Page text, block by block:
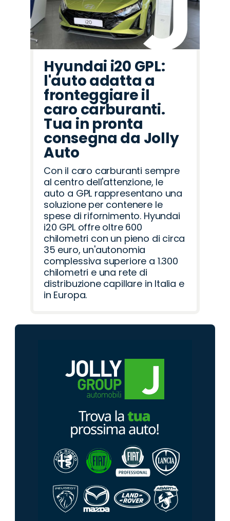
Hyundai i20 GPL:
l'auto adatta a
fronteggiare il
caro carburanti.
Tua in pronta
consegna da Jolly
Auto
Con il caro carburanti sempre
al centro dell'attenzione, le
auto a GPL rappresentano una
soluzione per contenere le
spese di rifornimento. Hyundai
i20 GPL offre oltre 600
chilometri con un pieno di circa
35 euro, un'autonomia
complessiva superiore a 1.300
chilometri e una rete di
distribuzione capillare in Italia e
in Europa.